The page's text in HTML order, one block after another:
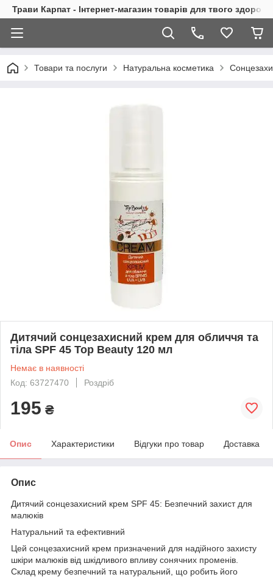
Трави Карпат - Інтернет-магазин товарів для твого
Товари та послуги Натуральна косметика
Дитячий сонцезахисний крем для обличчя та
тіла SPF 45 Top Beauty 120 мл
Немає в наявності
Код: 63727470
Роздріб
195 ₴
Опис Характеристики Відгуки про товар Доставка
Опис
Дитячий сонцезахисний крем SPF 45: Безпечний захист для
малюків
Натуральний та ефективний
Цей сонцезахисний крем призначений для надійного захисту
шкіри малюків від шкідливого впливу сонячних променів.
Склад крему безпечний та натуральний, що робить його